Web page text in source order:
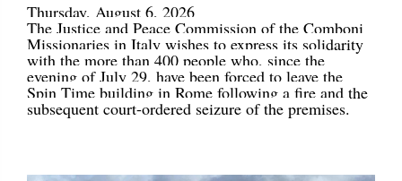
Thursday, August 6, 2026
The Justice and Peace Commission of the Comboni
Missionaries in Italy wishes to express its solidarity
with the more than 400 people who, since the
evening of July 29, have been forced to leave the
Spin Time building in Rome following a fire and the
subsequent court-ordered seizure of the premises.